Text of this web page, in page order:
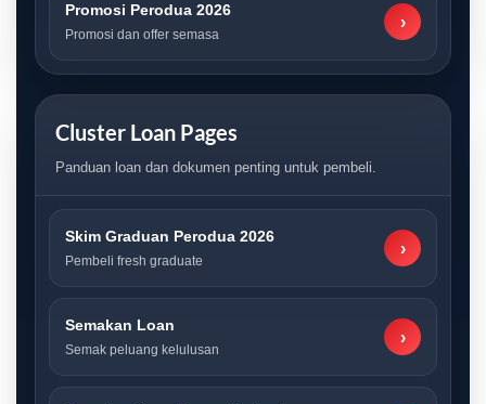
Promosi Perodua 2026
Promosi dan offer semasa
›
Cluster Loan Pages
Panduan loan dan dokumen penting untuk pembeli.
Skim Graduan Perodua 2026
Pembeli fresh graduate
›
Semakan Loan
Semak peluang kelulusan
›